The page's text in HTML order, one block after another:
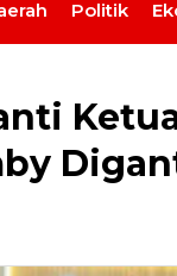
Politik